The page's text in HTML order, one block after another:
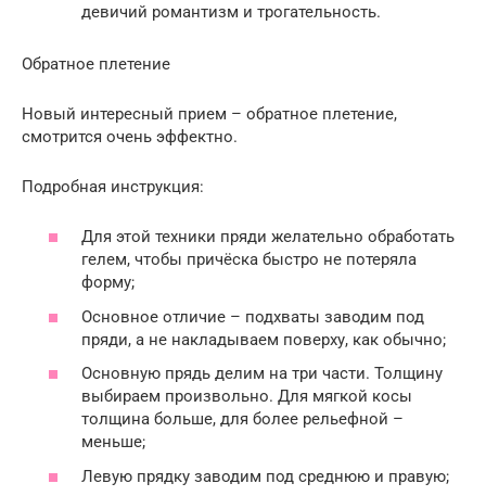
девичий романтизм и трогательность.
Обратное плетение
Новый интересный прием – обратное плетение,
смотрится очень эффектно.
Подробная инструкция:
Для этой техники пряди желательно обработать
гелем, чтобы причёска быстро не потеряла
форму;
Основное отличие – подхваты заводим под
пряди, а не накладываем поверху, как обычно;
Основную прядь делим на три части. Толщину
выбираем произвольно. Для мягкой косы
толщина больше, для более рельефной –
меньше;
Левую прядку заводим под среднюю и правую;